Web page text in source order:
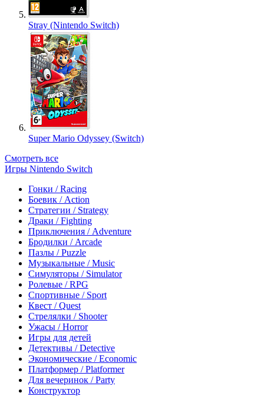
Stray (Nintendo Switch)
Super Mario Odyssey (Switch)
Смотреть все
Игры Nintendo Switch
Гонки / Racing
Боевик / Action
Стратегии / Strategy
Драки / Fighting
Приключения / Adventure
Бродилки / Arcade
Пазлы / Puzzle
Музыкальные / Music
Симуляторы / Simulator
Ролевые / RPG
Спортивные / Sport
Квест / Quest
Стрелялки / Shooter
Ужасы / Horror
Игры для детей
Детективы / Detective
Экономические / Economic
Платформер / Platformer
Для вечеринок / Party
Конструктор